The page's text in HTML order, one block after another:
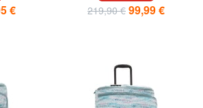
€ 219,90 € 99,99 €